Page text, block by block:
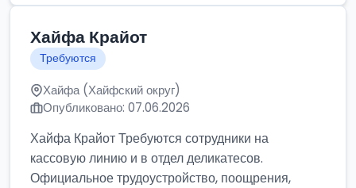
Хайфа Крайот
Требуются
Хайфа (Хайфский округ)
Опубликовано: 07.06.2026
Хайфа Крайот Требуются сотрудники на
кассовую линию и в отдел деликатесов.
Официальное трудоустройство, поощрения,